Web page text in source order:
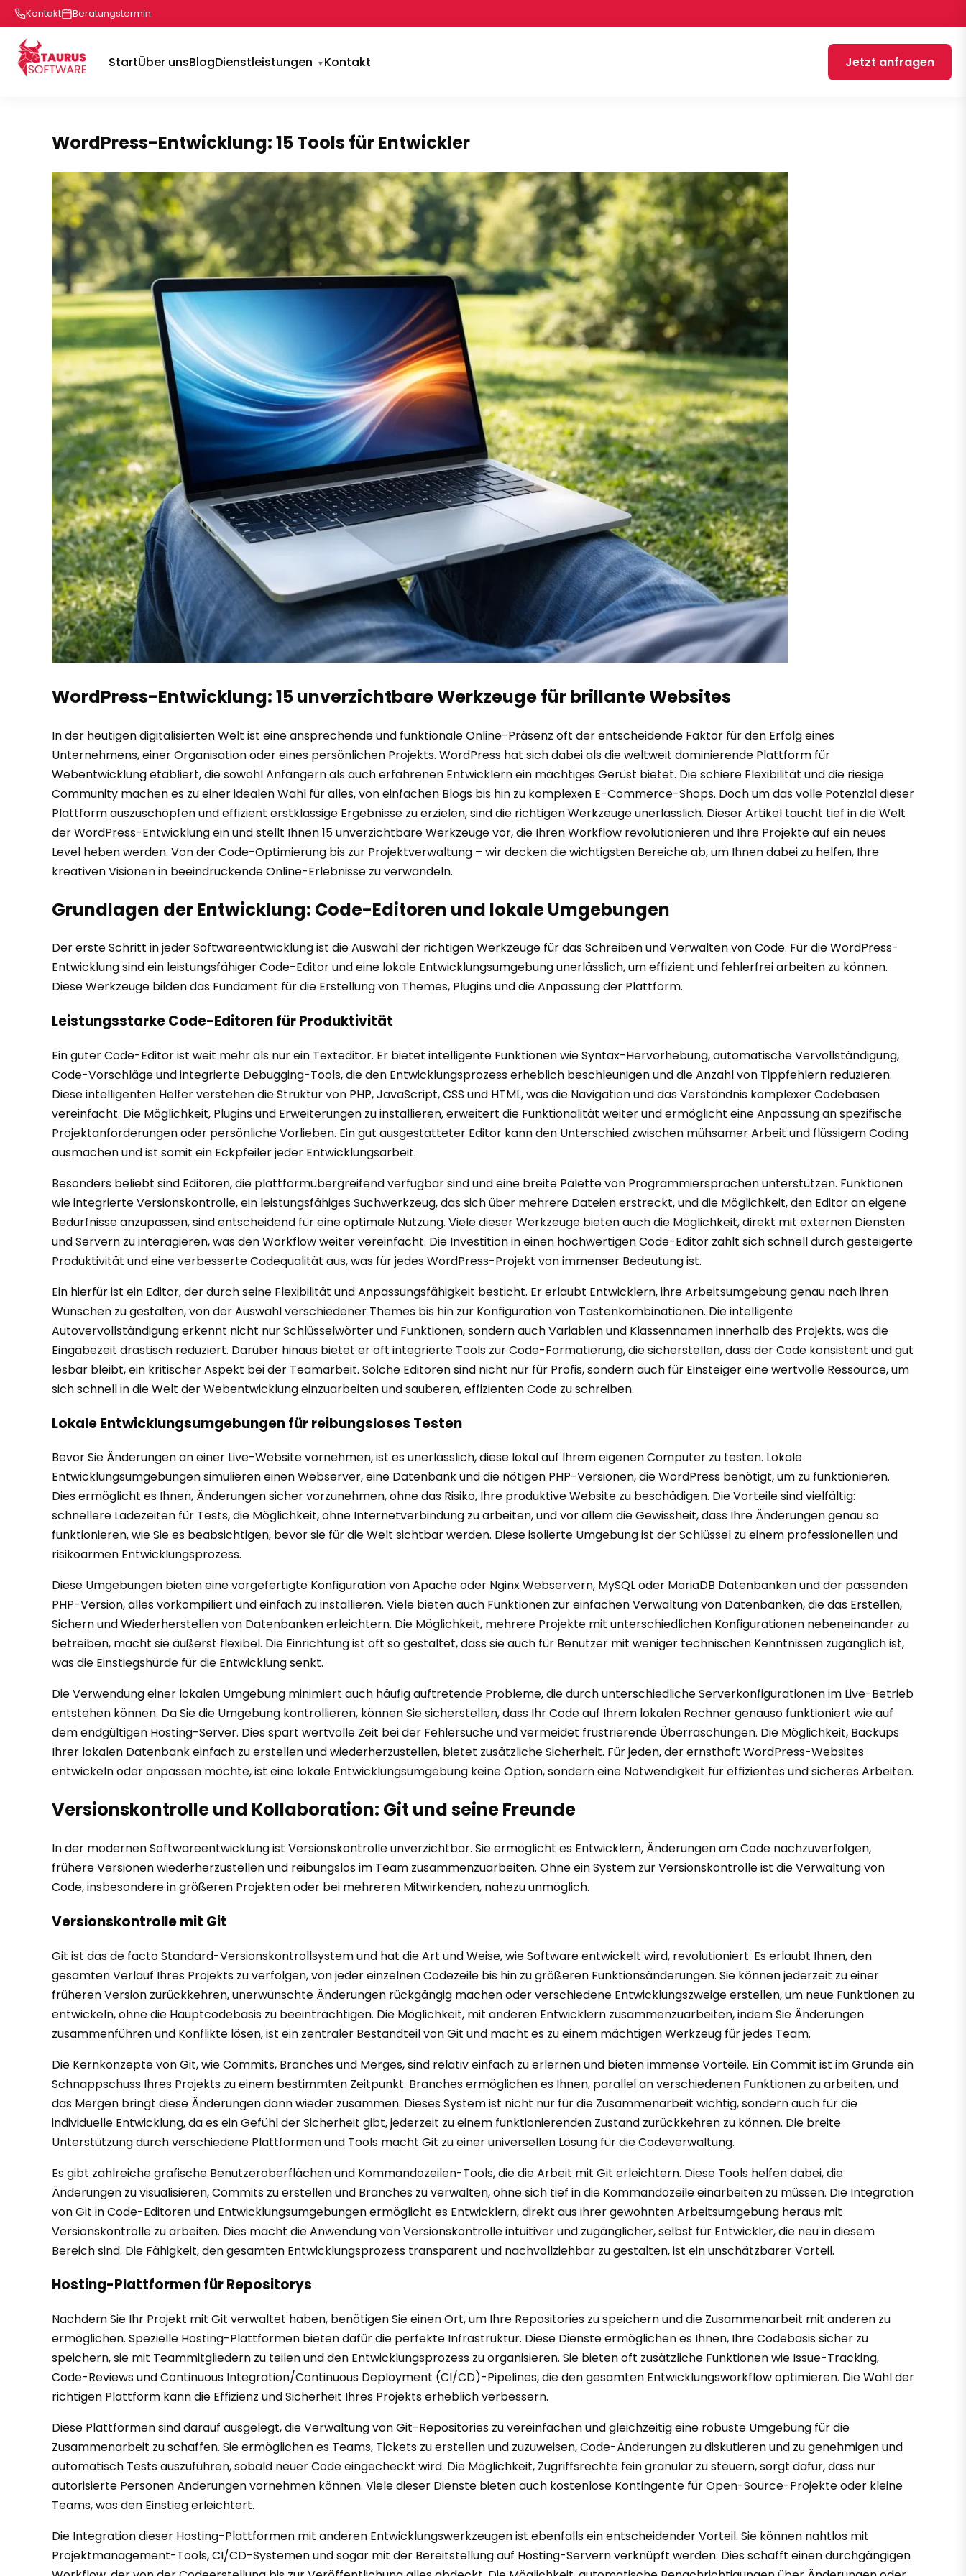
Kontakt Beratungstermin
StartÜber unsBlogDienstleistungen Kontakt Jetzt anfragen
WordPress-Entwicklung: 15 Tools für Entwickler
WordPress-Entwicklung: 15 unverzichtbare Werkzeuge für brillante Websites
In der heutigen digitalisierten Welt ist eine ansprechende und funktionale Online-Präsenz oft der entscheidende Faktor für den Erfolg eines
Unternehmens, einer Organisation oder eines persönlichen Projekts. WordPress hat sich dabei als die weltweit dominierende Plattform für
Webentwicklung etabliert, die sowohl Anfängern als auch erfahrenen Entwicklern ein mächtiges Gerüst bietet. Die schiere Flexibilität und die riesige
Community machen es zu einer idealen Wahl für alles, von einfachen Blogs bis hin zu komplexen E-Commerce-Shops. Doch um das volle Potenzial dieser
Plattform auszuschöpfen und effizient erstklassige Ergebnisse zu erzielen, sind die richtigen Werkzeuge unerlässlich. Dieser Artikel taucht tief in die Welt
der WordPress-Entwicklung ein und stellt Ihnen 15 unverzichtbare Werkzeuge vor, die Ihren Workflow revolutionieren und Ihre Projekte auf ein neues
Level heben werden. Von der Code-Optimierung bis zur Projektverwaltung – wir decken die wichtigsten Bereiche ab, um Ihnen dabei zu helfen, Ihre
kreativen Visionen in beeindruckende Online-Erlebnisse zu verwandeln.
Grundlagen der Entwicklung: Code-Editoren und lokale Umgebungen
Der erste Schritt in jeder Softwareentwicklung ist die Auswahl der richtigen Werkzeuge für das Schreiben und Verwalten von Code. Für die WordPress-
Entwicklung sind ein leistungsfähiger Code-Editor und eine lokale Entwicklungsumgebung unerlässlich, um effizient und fehlerfrei arbeiten zu können.
Diese Werkzeuge bilden das Fundament für die Erstellung von Themes, Plugins und die Anpassung der Plattform.
Leistungsstarke Code-Editoren für Produktivität
Ein guter Code-Editor ist weit mehr als nur ein Texteditor. Er bietet intelligente Funktionen wie Syntax-Hervorhebung, automatische Vervollständigung,
Code-Vorschläge und integrierte Debugging-Tools, die den Entwicklungsprozess erheblich beschleunigen und die Anzahl von Tippfehlern reduzieren.
Diese intelligenten Helfer verstehen die Struktur von PHP, JavaScript, CSS und HTML, was die Navigation und das Verständnis komplexer Codebasen
vereinfacht. Die Möglichkeit, Plugins und Erweiterungen zu installieren, erweitert die Funktionalität weiter und ermöglicht eine Anpassung an spezifische
Projektanforderungen oder persönliche Vorlieben. Ein gut ausgestatteter Editor kann den Unterschied zwischen mühsamer Arbeit und flüssigem Coding
ausmachen und ist somit ein Eckpfeiler jeder Entwicklungsarbeit.
Besonders beliebt sind Editoren, die plattformübergreifend verfügbar sind und eine breite Palette von Programmiersprachen unterstützen. Funktionen
wie integrierte Versionskontrolle, ein leistungsfähiges Suchwerkzeug, das sich über mehrere Dateien erstreckt, und die Möglichkeit, den Editor an eigene
Bedürfnisse anzupassen, sind entscheidend für eine optimale Nutzung. Viele dieser Werkzeuge bieten auch die Möglichkeit, direkt mit externen Diensten
und Servern zu interagieren, was den Workflow weiter vereinfacht. Die Investition in einen hochwertigen Code-Editor zahlt sich schnell durch gesteigerte
Produktivität und eine verbesserte Codequalität aus, was für jedes WordPress-Projekt von immenser Bedeutung ist.
Ein hierfür ist ein Editor, der durch seine Flexibilität und Anpassungsfähigkeit besticht. Er erlaubt Entwicklern, ihre Arbeitsumgebung genau nach ihren
Wünschen zu gestalten, von der Auswahl verschiedener Themes bis hin zur Konfiguration von Tastenkombinationen. Die intelligente
Autovervollständigung erkennt nicht nur Schlüsselwörter und Funktionen, sondern auch Variablen und Klassennamen innerhalb des Projekts, was die
Eingabezeit drastisch reduziert. Darüber hinaus bietet er oft integrierte Tools zur Code-Formatierung, die sicherstellen, dass der Code konsistent und gut
lesbar bleibt, ein kritischer Aspekt bei der Teamarbeit. Solche Editoren sind nicht nur für Profis, sondern auch für Einsteiger eine wertvolle Ressource, um
sich schnell in die Welt der Webentwicklung einzuarbeiten und sauberen, effizienten Code zu schreiben.
Lokale Entwicklungsumgebungen für reibungsloses Testen
Bevor Sie Änderungen an einer Live-Website vornehmen, ist es unerlässlich, diese lokal auf Ihrem eigenen Computer zu testen. Lokale
Entwicklungsumgebungen simulieren einen Webserver, eine Datenbank und die nötigen PHP-Versionen, die WordPress benötigt, um zu funktionieren.
Dies ermöglicht es Ihnen, Änderungen sicher vorzunehmen, ohne das Risiko, Ihre produktive Website zu beschädigen. Die Vorteile sind vielfältig:
schnellere Ladezeiten für Tests, die Möglichkeit, ohne Internetverbindung zu arbeiten, und vor allem die Gewissheit, dass Ihre Änderungen genau so
funktionieren, wie Sie es beabsichtigen, bevor sie für die Welt sichtbar werden. Diese isolierte Umgebung ist der Schlüssel zu einem professionellen und
risikoarmen Entwicklungsprozess.
Diese Umgebungen bieten eine vorgefertigte Konfiguration von Apache oder Nginx Webservern, MySQL oder MariaDB Datenbanken und der passenden
PHP-Version, alles vorkompiliert und einfach zu installieren. Viele bieten auch Funktionen zur einfachen Verwaltung von Datenbanken, die das Erstellen,
Sichern und Wiederherstellen von Datenbanken erleichtern. Die Möglichkeit, mehrere Projekte mit unterschiedlichen Konfigurationen nebeneinander zu
betreiben, macht sie äußerst flexibel. Die Einrichtung ist oft so gestaltet, dass sie auch für Benutzer mit weniger technischen Kenntnissen zugänglich ist,
was die Einstiegshürde für die Entwicklung senkt.
Die Verwendung einer lokalen Umgebung minimiert auch häufig auftretende Probleme, die durch unterschiedliche Serverkonfigurationen im Live-Betrieb
entstehen können. Da Sie die Umgebung kontrollieren, können Sie sicherstellen, dass Ihr Code auf Ihrem lokalen Rechner genauso funktioniert wie auf
dem endgültigen Hosting-Server. Dies spart wertvolle Zeit bei der Fehlersuche und vermeidet frustrierende Überraschungen. Die Möglichkeit, Backups
Ihrer lokalen Datenbank einfach zu erstellen und wiederherzustellen, bietet zusätzliche Sicherheit. Für jeden, der ernsthaft WordPress-Websites
entwickeln oder anpassen möchte, ist eine lokale Entwicklungsumgebung keine Option, sondern eine Notwendigkeit für effizientes und sicheres Arbeiten.
Versionskontrolle und Kollaboration: Git und seine Freunde
In der modernen Softwareentwicklung ist Versionskontrolle unverzichtbar. Sie ermöglicht es Entwicklern, Änderungen am Code nachzuverfolgen,
frühere Versionen wiederherzustellen und reibungslos im Team zusammenzuarbeiten. Ohne ein System zur Versionskontrolle ist die Verwaltung von
Code, insbesondere in größeren Projekten oder bei mehreren Mitwirkenden, nahezu unmöglich.
Versionskontrolle mit Git
Git ist das de facto Standard-Versionskontrollsystem und hat die Art und Weise, wie Software entwickelt wird, revolutioniert. Es erlaubt Ihnen, den
gesamten Verlauf Ihres Projekts zu verfolgen, von jeder einzelnen Codezeile bis hin zu größeren Funktionsänderungen. Sie können jederzeit zu einer
früheren Version zurückkehren, unerwünschte Änderungen rückgängig machen oder verschiedene Entwicklungszweige erstellen, um neue Funktionen zu
entwickeln, ohne die Hauptcodebasis zu beeinträchtigen. Die Möglichkeit, mit anderen Entwicklern zusammenzuarbeiten, indem Sie Änderungen
zusammenführen und Konflikte lösen, ist ein zentraler Bestandteil von Git und macht es zu einem mächtigen Werkzeug für jedes Team.
Die Kernkonzepte von Git, wie Commits, Branches und Merges, sind relativ einfach zu erlernen und bieten immense Vorteile. Ein Commit ist im Grunde ein
Schnappschuss Ihres Projekts zu einem bestimmten Zeitpunkt. Branches ermöglichen es Ihnen, parallel an verschiedenen Funktionen zu arbeiten, und
das Mergen bringt diese Änderungen dann wieder zusammen. Dieses System ist nicht nur für die Zusammenarbeit wichtig, sondern auch für die
individuelle Entwicklung, da es ein Gefühl der Sicherheit gibt, jederzeit zu einem funktionierenden Zustand zurückkehren zu können. Die breite
Unterstützung durch verschiedene Plattformen und Tools macht Git zu einer universellen Lösung für die Codeverwaltung.
Es gibt zahlreiche grafische Benutzeroberflächen und Kommandozeilen-Tools, die die Arbeit mit Git erleichtern. Diese Tools helfen dabei, die
Änderungen zu visualisieren, Commits zu erstellen und Branches zu verwalten, ohne sich tief in die Kommandozeile einarbeiten zu müssen. Die Integration
von Git in Code-Editoren und Entwicklungsumgebungen ermöglicht es Entwicklern, direkt aus ihrer gewohnten Arbeitsumgebung heraus mit
Versionskontrolle zu arbeiten. Dies macht die Anwendung von Versionskontrolle intuitiver und zugänglicher, selbst für Entwickler, die neu in diesem
Bereich sind. Die Fähigkeit, den gesamten Entwicklungsprozess transparent und nachvollziehbar zu gestalten, ist ein unschätzbarer Vorteil.
Hosting-Plattformen für Repositorys
Nachdem Sie Ihr Projekt mit Git verwaltet haben, benötigen Sie einen Ort, um Ihre Repositories zu speichern und die Zusammenarbeit mit anderen zu
ermöglichen. Spezielle Hosting-Plattformen bieten dafür die perfekte Infrastruktur. Diese Dienste ermöglichen es Ihnen, Ihre Codebasis sicher zu
speichern, sie mit Teammitgliedern zu teilen und den Entwicklungsprozess zu organisieren. Sie bieten oft zusätzliche Funktionen wie Issue-Tracking,
Code-Reviews und Continuous Integration/Continuous Deployment (CI/CD)-Pipelines, die den gesamten Entwicklungsworkflow optimieren. Die Wahl der
richtigen Plattform kann die Effizienz und Sicherheit Ihres Projekts erheblich verbessern.
Diese Plattformen sind darauf ausgelegt, die Verwaltung von Git-Repositories zu vereinfachen und gleichzeitig eine robuste Umgebung für die
Zusammenarbeit zu schaffen. Sie ermöglichen es Teams, Tickets zu erstellen und zuzuweisen, Code-Änderungen zu diskutieren und zu genehmigen und
automatisch Tests auszuführen, sobald neuer Code eingecheckt wird. Die Möglichkeit, Zugriffsrechte fein granular zu steuern, sorgt dafür, dass nur
autorisierte Personen Änderungen vornehmen können. Viele dieser Dienste bieten auch kostenlose Kontingente für Open-Source-Projekte oder kleine
Teams, was den Einstieg erleichtert.
Die Integration dieser Hosting-Plattformen mit anderen Entwicklungswerkzeugen ist ebenfalls ein entscheidender Vorteil. Sie können nahtlos mit
Projektmanagement-Tools, CI/CD-Systemen und sogar mit der Bereitstellung auf Hosting-Servern verknüpft werden. Dies schafft einen durchgängigen